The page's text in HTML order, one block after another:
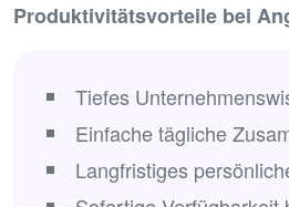
Produktivitätsvorteile bei
Tiefes
Einfache tägliche
Langfristiges